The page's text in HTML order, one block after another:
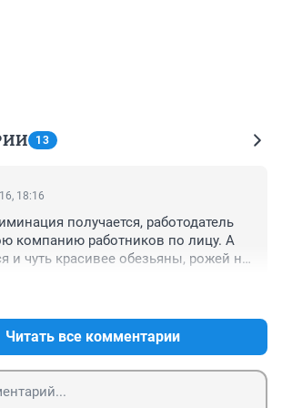
13
18:16
получается, работодатель
компанию работников по лицу. А
и чуть красивее обезьяны, рожей не
резюме фото свое приложить.
Читать все комментарии